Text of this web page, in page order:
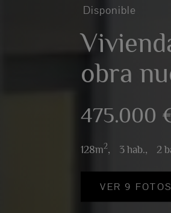
Disponible
obra
475.000
128m2, 3 hab., 2
VER 9 FOTOS